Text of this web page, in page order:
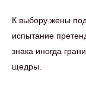
К выбору жены
испытание
знака иногда
щедры.